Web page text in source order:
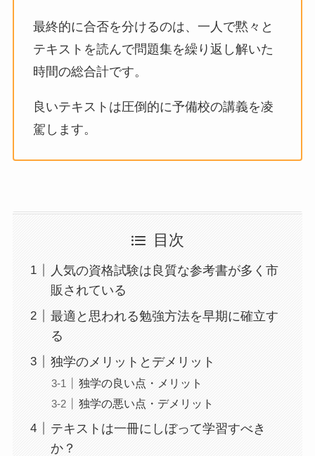
最終的に合否を分けるのは、一人で黙々と
テキストを読んで問題集を繰り返し解いた
時間の総合計です。
良いテキストは圧倒的に予備校の講義を凌
駕します。
目次
人気の資格試験は良質な参考書が多く市
販されている
最適と思われる勉強方法を早期に確立す
る
独学のメリットとデメリット
独学の良い点・メリット
独学の悪い点・デメリット
テキストは一冊にしぼって学習すべき
か？